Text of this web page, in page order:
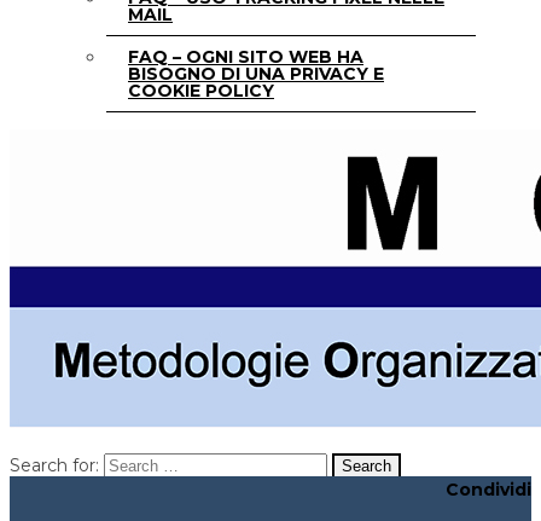
MAIL
FAQ – OGNI SITO WEB HA
BISOGNO DI UNA PRIVACY E
COOKIE POLICY
Search for:
Condividi